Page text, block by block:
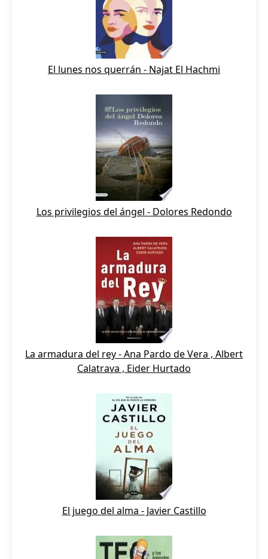
El lunes nos querrán - Najat El Hachmi
Los privilegios del ángel - Dolores Redondo
La armadura del rey - Ana Pardo de Vera , Albert
Calatrava , Eider Hurtado
El juego del alma - Javier Castillo